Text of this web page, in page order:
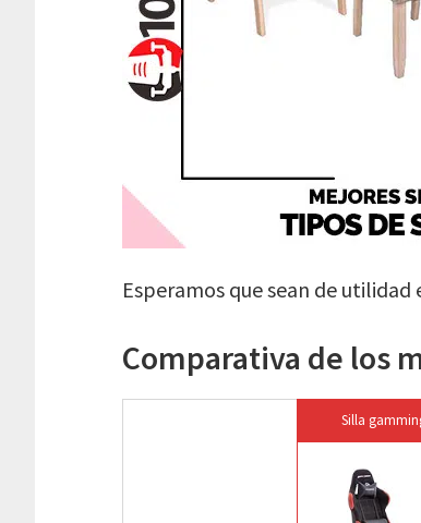
Esperamos que sean de
Comparativa de los
Silla